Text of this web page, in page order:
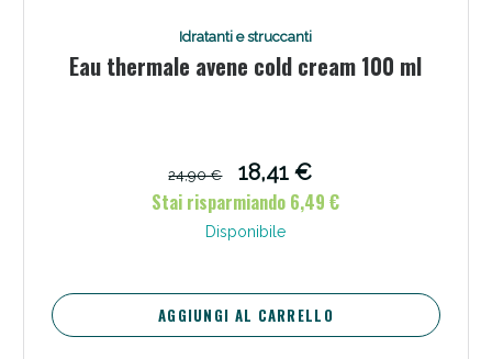
Idratanti e struccanti
Eau thermale avene cold cream 100 ml
24,90 €
18,41 €
Stai risparmiando 6,49 €
Disponibile
AGGIUNGI AL CARRELLO